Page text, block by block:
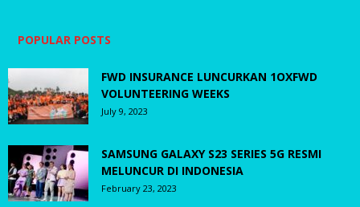
POPULAR POSTS
FWD INSURANCE LUNCURKAN 1OXFWD
VOLUNTEERING WEEKS
July 9, 2023
SAMSUNG GALAXY S23 SERIES 5G RESMI
MELUNCUR DI INDONESIA
February 23, 2023